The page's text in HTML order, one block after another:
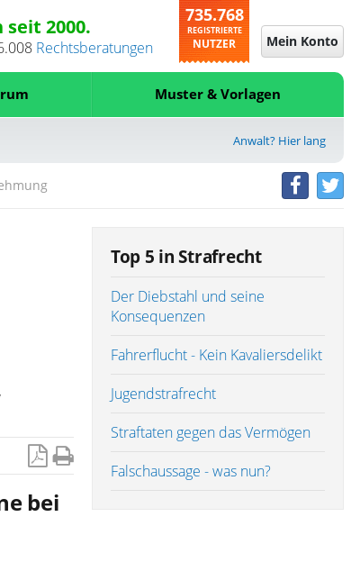
2000.
Rechtsberatungen
735.768
REGISTRIERTE
NUTZER Mein Konto
Muster & Vorlagen
Anwalt? Hier lang
,
bei
Top 5 in Strafrecht
Der Diebstahl und seine
Konsequenzen
Fahrerflucht - Kein Kavaliersdelikt
Jugendstrafrecht
Straftaten gegen das Vermögen
Falschaussage - was nun?